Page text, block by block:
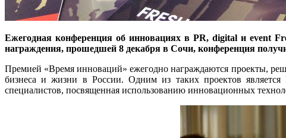
Ежегодная конференция об инновациях в PR, digitalи event
награждения, прошедшей 8 декабря в Сочи, конференция
Премией «Время инноваций» ежегодно награждаются проекты,
бизнеса и жизни в России. Одним из таких проектов является
специалистов, посвященная использованию инновационных